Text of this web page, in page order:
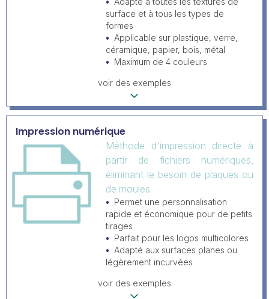
surface et à tous les types de
formes
Applicable sur plastique, verre,
céramique, papier, bois, métal
Maximum de 4 couleurs
voir des exemples
Impression numérique
Méthode d'impression directe à
partir de fichiers numériques,
éliminant le besoin de plaques ou
de moules.
Permet une personnalisation
rapide et économique pour de petits
tirages
Parfait pour les logos multicolores
Adapté aux surfaces planes ou
légèrement incurvées
voir des exemples